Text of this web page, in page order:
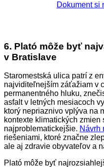
Dokument si
6. Plató môže byť
v Bratislave
Staromestská ulica patrí z
najviditeľnejším záťažiam v
permanentného hluku,
asfalt v letných mesiacoch
ktorý nepriaznivo vplýva na
kontexte klimatických zmien
najproblematickejšie. Návrh
riešeniami, ktoré značne
ale aj zdravie obyvateľov a
Plató môže byť